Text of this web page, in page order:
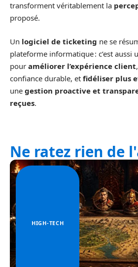
transforment véritablement la
proposé.
Un logiciel de ticketing ne se
plateforme informatique : c’est aussi
pour améliorer l’expérience client
confiance durable, et fidéliser plus
une gestion proactive et
reçues.
Ne ratez rien de
HIGH-TECH